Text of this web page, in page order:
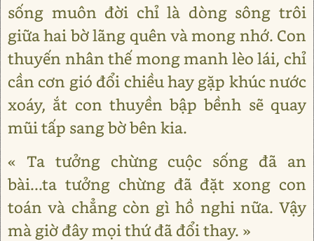
sống muôn đời chỉ là dòng sông trôi
giữa hai bờ lãng quên và mong nhớ. Con
thuyến nhân thế mong manh lèo lái, chỉ
cần cơn gió đổi chiều hay gặp khúc nước
xoáy, ắt con thuyền bập bềnh sẽ quay
mũi tấp sang bờ bên kia.
« Ta tưởng chừng cuộc sống đã an
bài...ta tưởng chừng đã đặt xong con
toán và chẳng còn gì hồ nghi nữa. Vậy
mà giờ đây mọi thứ đã đổi thay. »